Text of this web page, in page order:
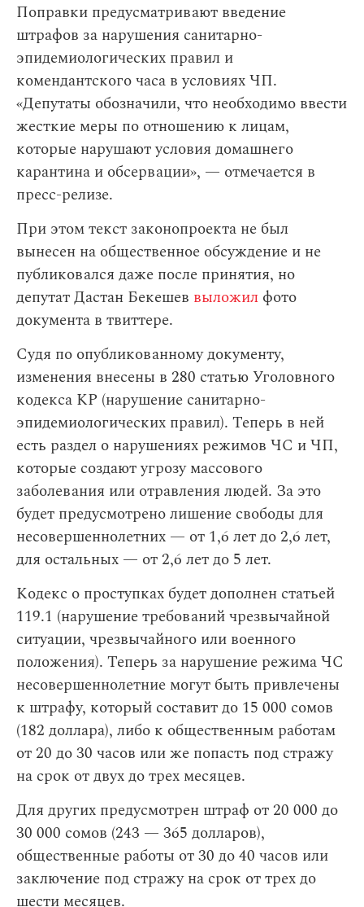
Поправки предусматривают введение
штрафов за нарушения санитарно-
эпидемиологических правил и
комендантского часа в условиях ЧП.
«Депутаты обозначили, что необходимо ввести
жесткие меры по отношению к лицам,
которые нарушают условия домашнего
карантина и обсервации», — отмечается в
пресс-релизе.
При этом текст законопроекта не был
вынесен на общественное обсуждение и не
публиковался даже после принятия, но
депутат Дастан Бекешев выложил фото
документа в твиттере.
Судя по опубликованному документу,
изменения внесены в 280 статью Уголовного
кодекса КР (нарушение санитарно-
эпидемиологических правил). Теперь в ней
есть раздел о нарушениях режимов ЧС и ЧП,
которые создают угрозу массового
заболевания или отравления людей. За это
будет предусмотрено лишение свободы для
несовершеннолетних — от 1,6 лет до 2,6 лет,
для остальных — от 2,6 лет до 5 лет.
Кодекс о проступках будет дополнен статьей
119.1 (нарушение требований чрезвычайной
ситуации, чрезвычайного или военного
положения). Теперь за нарушение режима ЧС
несовершеннолетние могут быть привлечены
к штрафу, который составит до 15 000 сомов
(182 доллара), либо к общественным работам
от 20 до 30 часов или же попасть под стражу
на срок от двух до трех месяцев.
Для других предусмотрен штраф от 20 000 до
30 000 сомов (243 — 365 долларов),
общественные работы от 30 до 40 часов или
заключение под стражу на срок от трех до
шести месяцев.